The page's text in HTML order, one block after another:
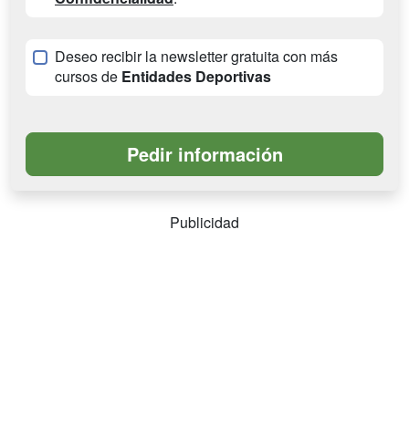
Deseo recibir la newsletter gratuita con más
cursos de Entidades Deportivas
Publicidad